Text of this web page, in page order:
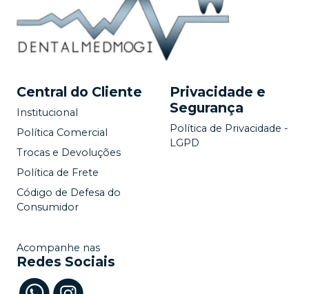
Central do Cliente
Institucional
Política Comercial
Trocas e Devoluções
Política de Frete
Código de Defesa do
Consumidor
Privacidade e
Segurança
Política de Privacidade -
LGPD
Acompanhe nas
Redes Sociais